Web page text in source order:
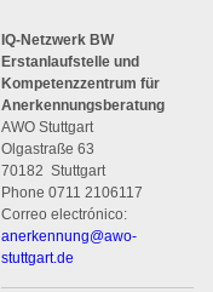
IQ-Netzwerk BW
Erstanlaufstelle und
Kompetenzzentrum für
Anerkennungsberatung
AWO Stuttgart
Olgastraße 63
70182 Stuttgart
Phone0711 2106117
Correo electrónico:
anerkennung@awo-
stuttgart.de